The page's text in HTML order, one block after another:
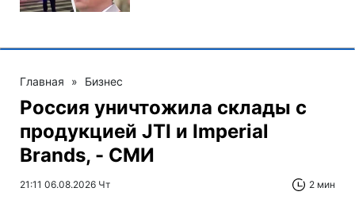
Главная » Бизнес
Россия уничтожила склады с
продукцией JTI и Imperial
Brands, - СМИ
21:11 06.08.2026 Чт 2 мин